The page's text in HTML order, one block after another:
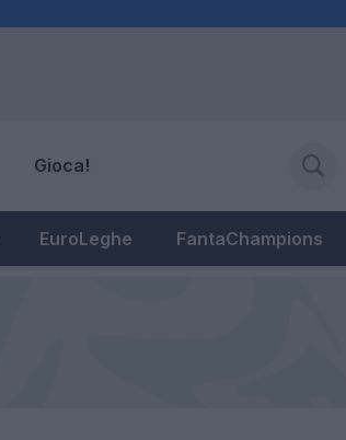
Gioca!
EuroLeghe FantaChampions